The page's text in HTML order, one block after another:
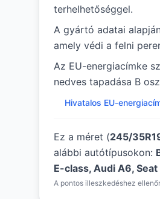
terhelhetőséggel.
A gyártó adatai
amely védi a felni
Az EU-energiacímke
nedves tapadása B
Hivatalos EU-
Ez a méret (245/
alábbi autótípusokon:
E-class, Audi A6,
A pontos illeszkedéshez